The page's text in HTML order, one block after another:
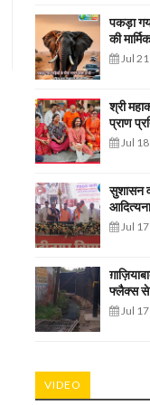
पकड़ा
की
Jul
श्री
प्राण
Jul
सुशासन व
Jul
फ्लैक्स से
Jul
VIDEO